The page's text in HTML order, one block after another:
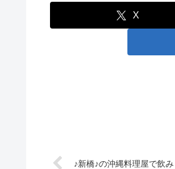
X
♪新橋♪の沖縄料理屋で飲み